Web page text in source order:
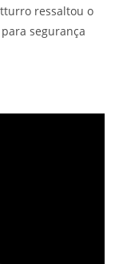
ressaltou o
segurança